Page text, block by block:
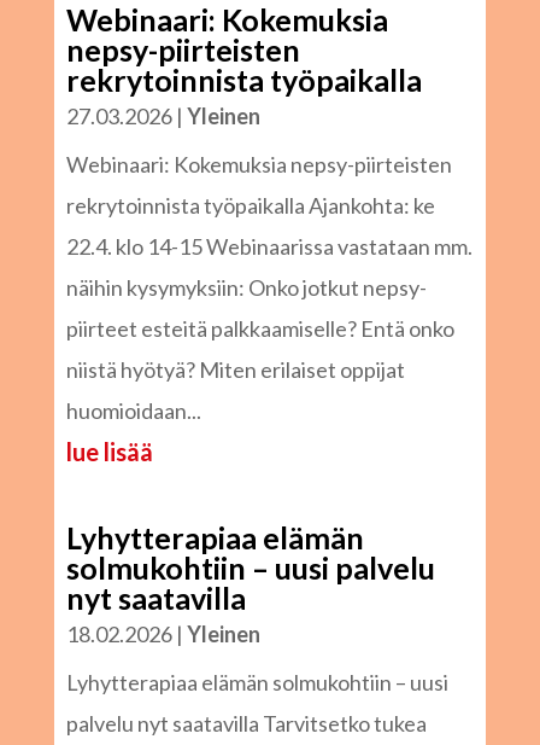
Webinaari: Kokemuksia
nepsy-piirteisten
rekrytoinnista työpaikalla
27.03.2026| Yleinen
Webinaari: Kokemuksia nepsy-piirteisten
rekrytoinnista työpaikalla Ajankohta: ke
22.4. klo 14-15 Webinaarissa vastataan mm.
näihin kysymyksiin: Onko jotkut nepsy-
piirteet esteitä palkkaamiselle? Entä onko
niistä hyötyä? Miten erilaiset oppijat
huomioidaan...
lue lisää
Lyhytterapiaa elämän
solmukohtiin – uusi palvelu
nyt saatavilla
18.02.2026| Yleinen
Lyhytterapiaa elämän solmukohtiin – uusi
palvelu nyt saatavilla Tarvitsetko tukea